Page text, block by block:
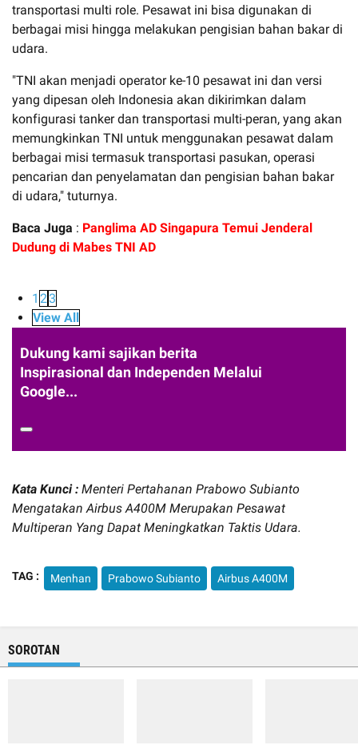
transportasi multi role. Pesawat ini bisa digunakan di
berbagai misi hingga melakukan pengisian bahan bakar di
udara.
"TNI akan menjadi operator ke-10 pesawat ini dan versi
yang dipesan oleh Indonesia akan dikirimkan dalam
konfigurasi tanker dan transportasi multi-peran, yang akan
memungkinkan TNI untuk menggunakan pesawat dalam
berbagai misi termasuk transportasi pasukan, operasi
pencarian dan penyelamatan dan pengisian bahan bakar
di udara," tuturnya.
Baca Juga : Panglima AD Singapura Temui Jenderal
Dudung di Mabes TNI AD
1 23
View All
Dukung kami sajikan berita
Inspirasional dan Independen Melalui
Google...
Kata Kunci : Menteri Pertahanan Prabowo Subianto
Mengatakan Airbus A400M Merupakan Pesawat
Multiperan Yang Dapat Meningkatkan Taktis Udara.
TAG : Menhan Prabowo Subianto Airbus A400M
SOROTAN